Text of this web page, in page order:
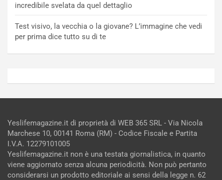
incredibile svelata da quel dettaglio
Test visivo, la vecchia o la giovane? L’immagine che vedi
per prima dice tutto su di te
Yeslifemagazine.it di proprietà di WEB 365 SRL - Via Nicola
Marchese 10, 00141 Roma (RM) - Codice Fiscale e Partita
I.V.A. 12279101005
Yeslifemagazine.it non è una testata giornalistica, in quanto
viene aggiornato senza alcuna periodicità. Non può pertanto
considerarsi un prodotto editoriale ai sensi della legge n. 62